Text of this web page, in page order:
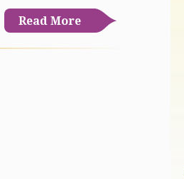
Read More